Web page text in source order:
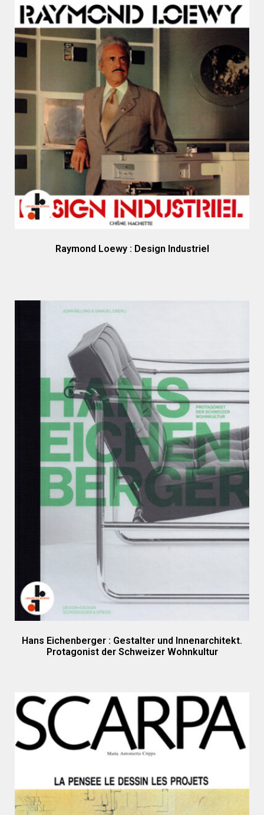
Raymond Loewy : Design Industriel
Hans Eichenberger : Gestalter und Innenarchitekt.
Protagonist der Schweizer Wohnkultur